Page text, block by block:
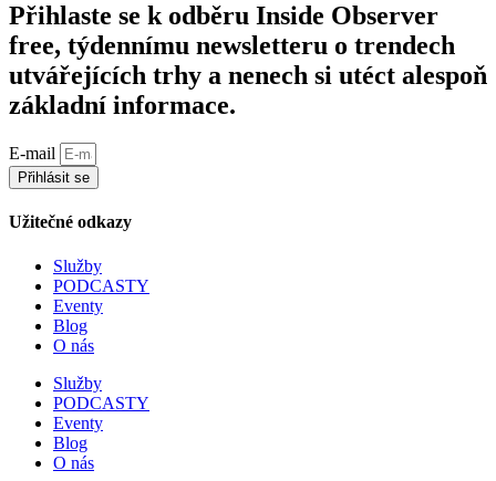
Přihlaste se k odběru Inside Observer
free, týdennímu newsletteru o trendech
utvářejících trhy a nenech si utéct alespoň
základní informace.
E-mail
Přihlásit se
Užitečné odkazy
Služby
PODCASTY
Eventy
Blog
O nás
Služby
PODCASTY
Eventy
Blog
O nás